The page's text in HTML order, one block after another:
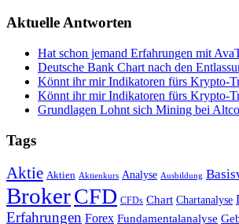
Aktuelle Antworten
Hat schon jemand Erfahrungen mit
Deutsche Bank Chart nach den
Könnt ihr mir Indikatoren fürs Krypto-
Könnt ihr mir Indikatoren fürs Krypto-
Grundlagen Lohnt sich Mining bei
Tags
Aktie Aktien Aktienkurs Analyse Ausbildung
BrokerCFD CFDs Chart Chartanalyse
Erfahrungen Forex Fundamentalanalyse